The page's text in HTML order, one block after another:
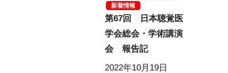
新着情報
第67回 日本聴覚医
学会総会・学術講演
会 報告記
2022年10月19日